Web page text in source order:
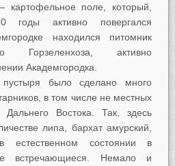
поле, который,
годы активно повергался
находился питомник
Горзеленхоза, активно
Академгородка.
было сделано много
в том числе не местных
Востока. Так, здесь
липа, бархат амурский,
естественном состоянии в
встречающиеся. Немало и